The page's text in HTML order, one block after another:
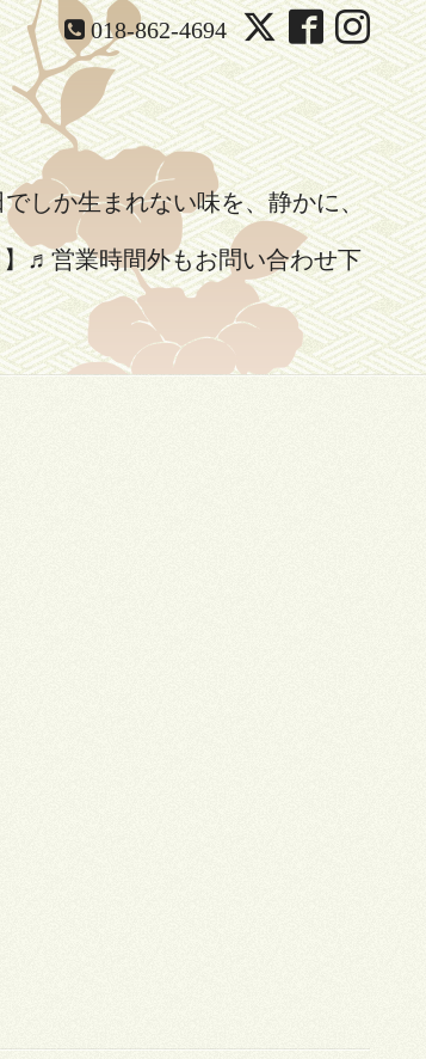
018-862-4694
しか生まれない味を、静かに、
】♬営業時間外もお問い合わせ下